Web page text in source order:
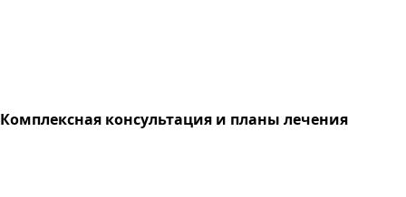
Комплексная консультация и планы лечения